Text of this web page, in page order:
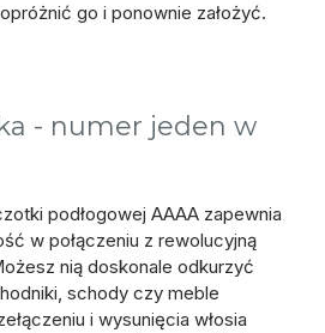
go i ponownie założyć.
- numer jeden w
podłogowej AAAA zapewnia
w połączeniu z rewolucyjną
nią doskonale odkurzyć
schody czy meble
i wysunięcia włosia